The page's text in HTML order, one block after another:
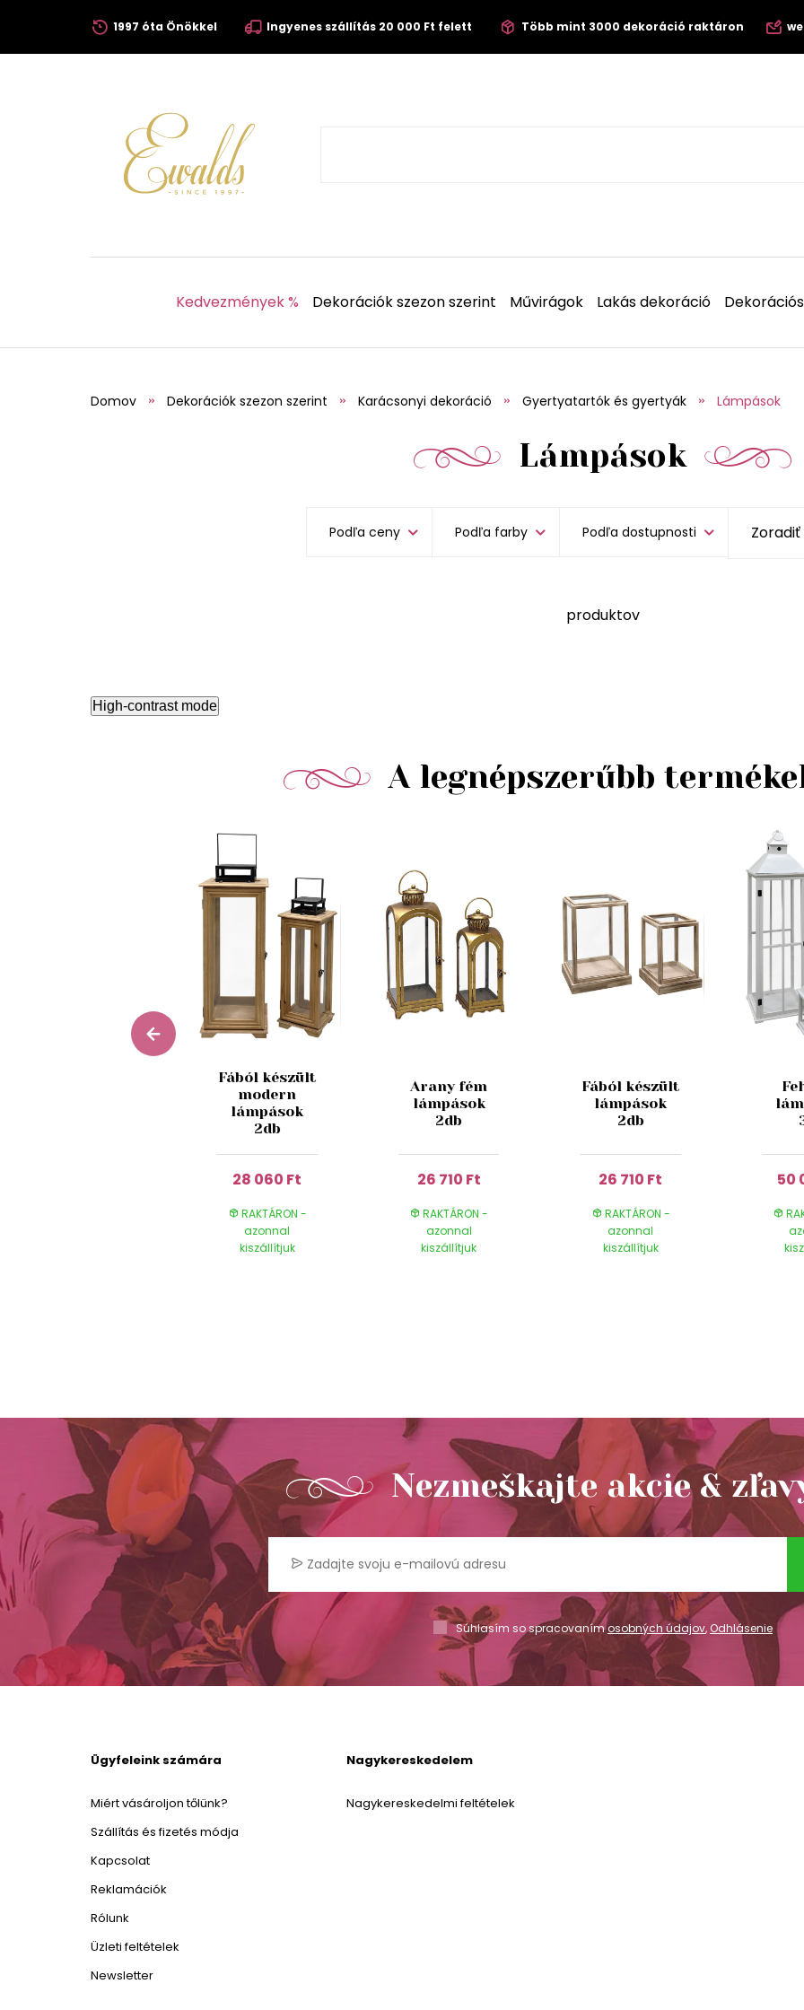
1997 óta Önökkel Ingyenes szállítás 20 000 Ft felett Több mint 3000 dekoráció raktáron
Kedvezmények % Dekorációk szezon szerint Művirágok Lakás dekoráció
Domov Dekorációk szezon szerint Karácsonyi dekoráció Gyertyatartók és gyertyák Lámpások
Lámpások
Podľa ceny Podľa farby Podľa dostupnosti
produktov
High-contrast mode
A legnépszerűbb
Fából készült
modern
lámpások
2db
28 060 Ft
RAKTÁRON -
azonnal
kiszállítjuk
Arany fém
lámpások
2db
26 710 Ft
RAKTÁRON -
azonnal
kiszállítjuk
Fából készült
lámpások
2db
26 710 Ft
RAKTÁRON -
azonnal
kiszállítjuk
50
Nezmeškajte akcie &
Súhlasím so spracovanímosobných údajov,Odhlásenie
Ügyfeleink számára
Miért vásároljon tőlünk?
Szállítás és fizetés módja
Kapcsolat
Reklamációk
Rólunk
Üzleti feltételek
Newsletter
Nagykereskedelem
Nagykereskedelmi feltételek